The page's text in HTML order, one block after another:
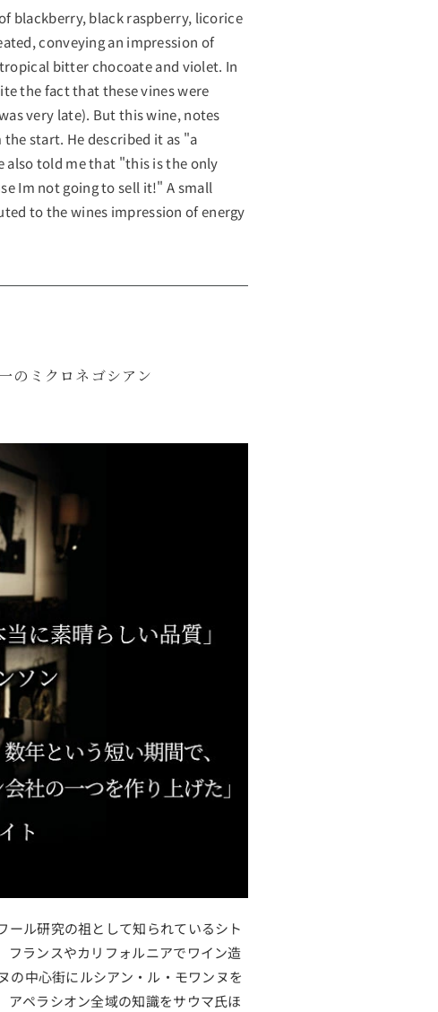
blackberry, black raspberry, licorice
conveying an impression of
bitter chocoate and violet. In
the fact that these vines were
very late). But this wine, notes
start. He described it as "a
also told me that "this is the only
Im not going to sell it!" A small
to the wines impression of energy
のミクロネゴシアン
ル研究の祖として知られているシト
ランスやカリフォルニアでワイン造
の中心街にルシアン・ル・モワンヌを
ペラシオン全域の知識をサウマ氏ほ